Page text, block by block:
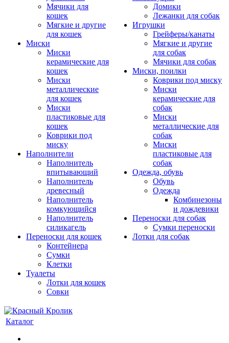
Мячики для
кошек
Мягкие и другие
для кошек
Миски
Миски
керамические для
кошек
Миски
металлические
для кошек
Миски
пластиковые для
кошек
Коврики под
миску
Наполнители
Наполнитель
впитывающий
Наполнитель
древесный
Наполнитель
комкующийся
Наполнитель
силикагель
Переноски для кошек
Контейнера
Сумки
Клетки
Туалеты
Лотки для кошек
Совки
Домики
Лежанки для собак
Игрушки
Грейферы/канаты
Мягкие и другие
для собак
Мячики для собак
Миски, поилки
Коврики под миску
Миски
керамические для
собак
Миски
металлические для
собак
Миски
пластиковые для
собак
Одежда, обувь
Обувь
Одежда
Комбинезоны
и дождевики
Переноски для собак
Сумки переноски
Лотки для собак
Каталог